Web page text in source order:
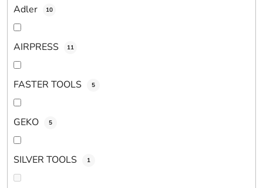
Adler 10
AIRPRESS 11
FASTER TOOLS 5
GEKO 5
SILVER TOOLS 1